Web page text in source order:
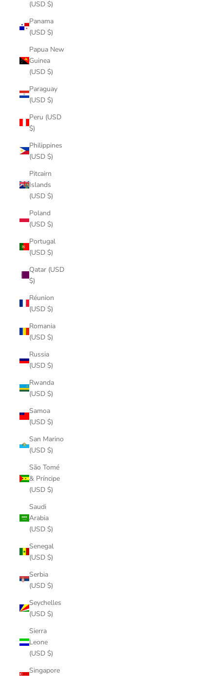
(USD $)
Panama
(USD $)
Papua New
Guinea
(USD $)
Paraguay
(USD $)
Peru (USD
$)
Philippines
(USD $)
Pitcairn
Islands
(USD $)
Poland
(USD $)
Portugal
(USD $)
Qatar (USD
$)
Réunion
(USD $)
Romania
(USD $)
Russia
(USD $)
Rwanda
(USD $)
Samoa
(USD $)
San Marino
(USD $)
São Tomé
& Príncipe
(USD $)
Saudi
Arabia
(USD $)
Senegal
(USD $)
Serbia
(USD $)
Seychelles
(USD $)
Sierra
Leone
(USD $)
Singapore